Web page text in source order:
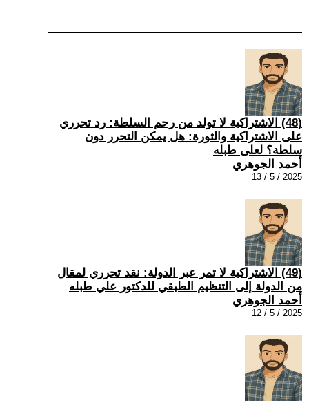
(48) الاشتراكية لا تولد من رحم السلطة: رد تحرري
على الاشتراكية والثورة: هل يمكن التحرر دون
سلطة؟ لعلى طبله
أحمد الجوهري
2025 / 5 / 13
(49) الاشتراكية لا تمر عبر الدولة: نقد تحرري لمقال
من الدولة إلى التنظيم الطبقي للدكتور علي طبله
أحمد الجوهري
2025 / 5 / 12